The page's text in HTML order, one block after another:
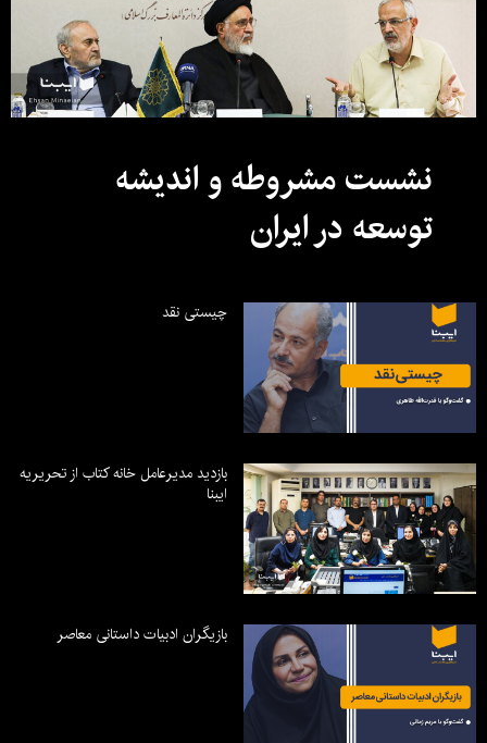
نشست مشروطه و اندیشه
توسعه در ایران
چیستی نقد
بازدید مدیرعامل خانه کتاب از تحریریه
ایبنا
بازیگران ادبیات داستانی معاصر